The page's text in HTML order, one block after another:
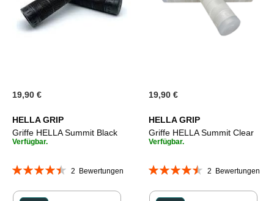
19,90 €
HELLA GRIP
Griffe HELLA Summit Black
Verfügbar.
Bewertung:
2 Bewertungen
19,90 €
HELLA GRIP
Griffe HELLA Summit Clear
Verfügbar.
Bewertung:
2 Bewertungen